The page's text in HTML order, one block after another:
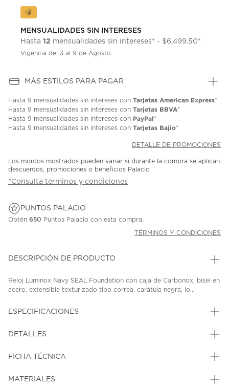
MENSUALIDADES SIN INTERESES
Hasta 12 mensualidades sin intereses* - $6,499.50*
Vigencia del 3 al 9 de Agosto
MÁS ESTILOS PARA PAGAR
Hasta 9 mensualidades sin intereses con Tarjetas American Express*
Hasta 9 mensualidades sin intereses con Tarjetas BBVA*
Hasta 9 mensualidades sin intereses con PayPal*
Hasta 9 mensualidades sin intereses con Tarjetas Bajio*
DETALLE DE PROMOCIONES
Los montos mostrados pueden variar si durante la compra se aplican
descuentos, promociones o beneficios Palacio
*Consulta términos y condiciones
PUNTOS PALACIO
Obtén 650 Puntos Palacio con esta compra.
TÉRMINOS Y CONDICIONES
DESCRIPCIÓN DE PRODUCTO
Reloj Luminox Navy SEAL Foundation con caja de Carbonox, bisel en
acero, extensible texturizado tipo correa, carátula negra, lo...
ESPECIFICACIONES
DETALLES
FICHA TÉCNICA
MATERIALES